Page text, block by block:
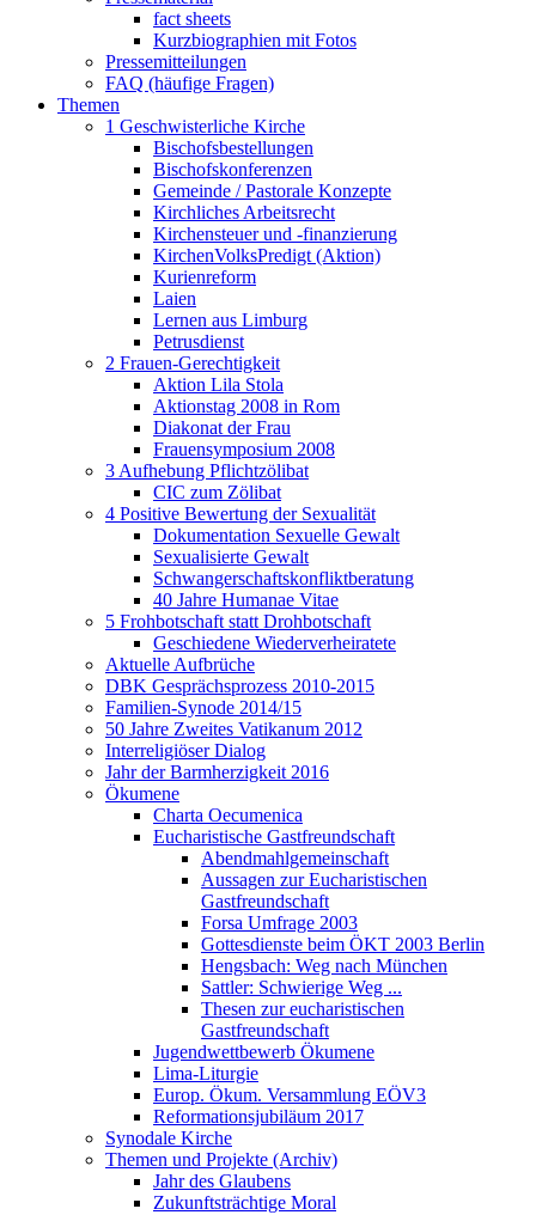
fact sheets
Kurzbiographien mit Fotos
Pressemitteilungen
FAQ (häufige Fragen)
Themen
1 Geschwisterliche Kirche
Bischofsbestellungen
Bischofskonferenzen
Gemeinde / Pastorale Konzepte
Kirchliches Arbeitsrecht
Kirchensteuer und -finanzierung
KirchenVolksPredigt (Aktion)
Kurienreform
Laien
Lernen aus Limburg
Petrusdienst
2 Frauen-Gerechtigkeit
Aktion Lila Stola
Aktionstag 2008 in Rom
Diakonat der Frau
Frauensymposium 2008
3 Aufhebung Pflichtzölibat
CIC zum Zölibat
4 Positive Bewertung der Sexualität
Dokumentation Sexuelle Gewalt
Sexualisierte Gewalt
Schwangerschaftskonfliktberatung
40 Jahre Humanae Vitae
5 Frohbotschaft statt Drohbotschaft
Geschiedene Wiederverheiratete
Aktuelle Aufbrüche
DBK Gesprächsprozess 2010-2015
Familien-Synode 2014/15
50 Jahre Zweites Vatikanum 2012
Interreligiöser Dialog
Jahr der Barmherzigkeit 2016
Ökumene
Charta Oecumenica
Eucharistische Gastfreundschaft
Abendmahlgemeinschaft
Aussagen zur Eucharistischen
Gastfreundschaft
Forsa Umfrage 2003
Gottesdienste beim ÖKT 2003 Berlin
Hengsbach: Weg nach München
Sattler: Schwierige Weg ...
Thesen zur eucharistischen
Gastfreundschaft
Jugendwettbewerb Ökumene
Lima-Liturgie
Europ. Ökum. Versammlung EÖV3
Reformationsjubiläum 2017
Synodale Kirche
Themen und Projekte (Archiv)
Jahr des Glaubens
Zukunftsträchtige Moral